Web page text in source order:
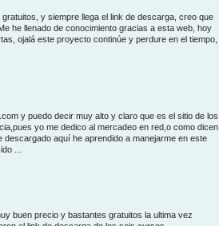
y siempre llega el link de descarga, creo que
he llenado de conocimiento gracias a esta web, hoy
ojalá este proyecto continúe y perdure en el tiempo,
y puedo decir muy alto y claro que es el sitio de los
yo me dedico al mercadeo en red,o como dicen
aquí he aprendido a manejarme en este
...
buen precio y bastantes gratuitos la ultima vez